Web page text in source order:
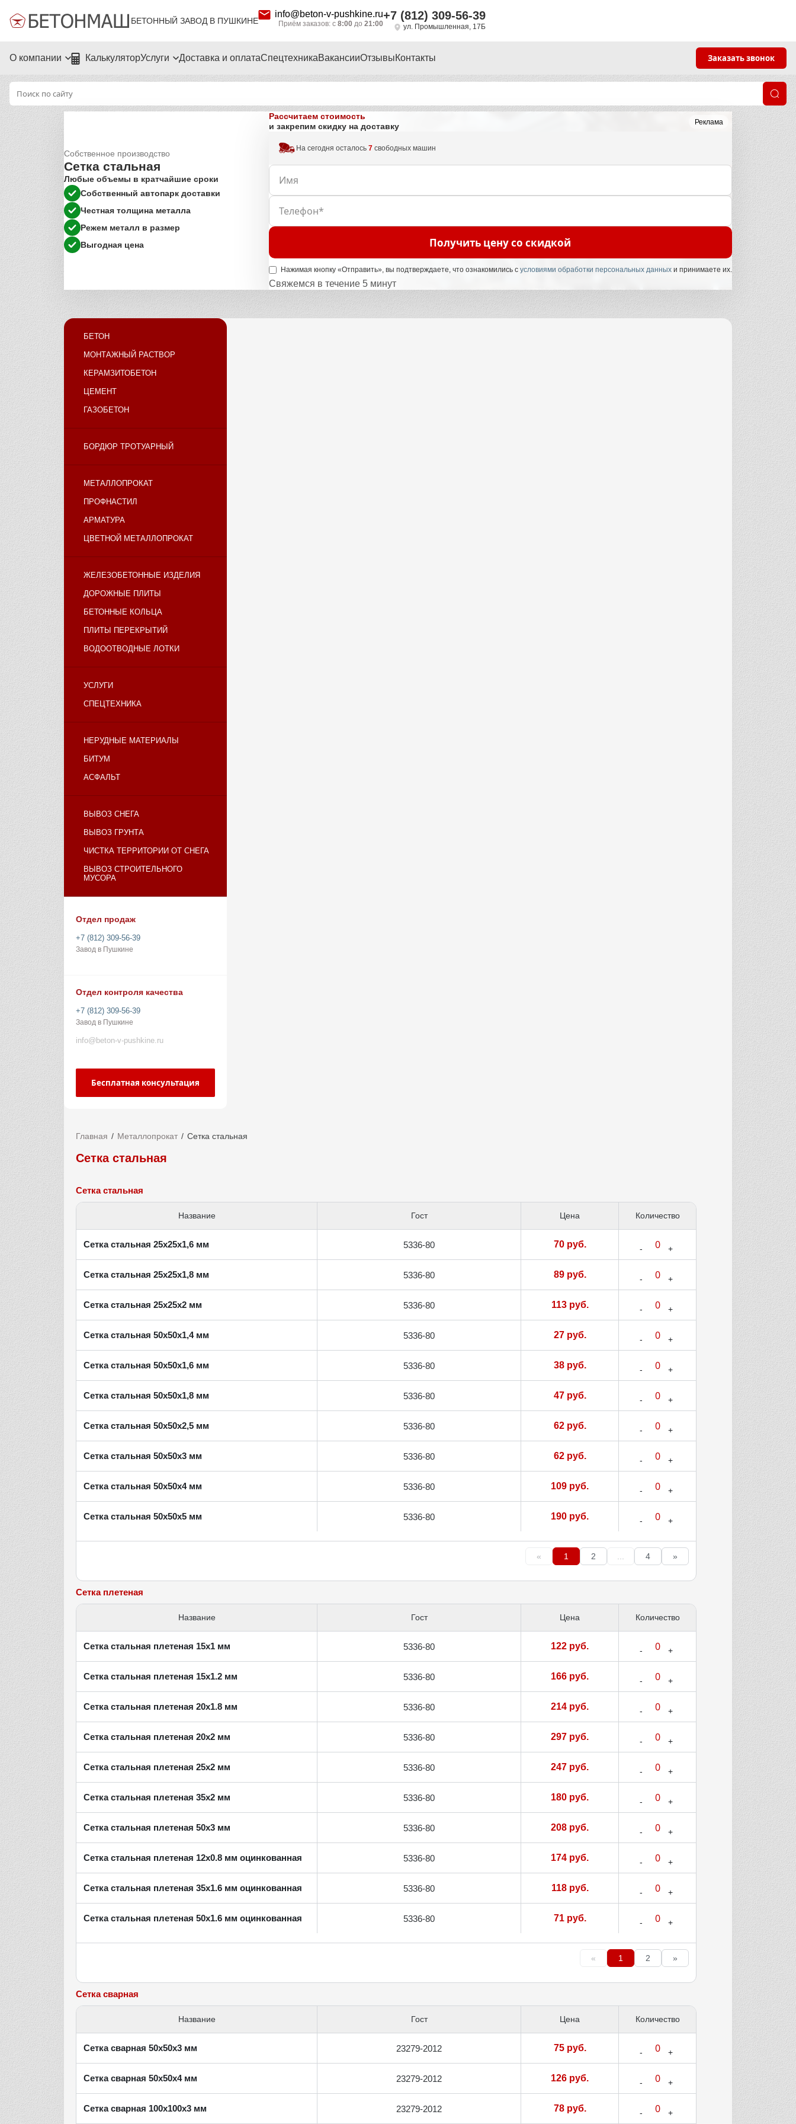
БЕТОННЫЙ ЗАВОД В ПУШКИНЕ
info@beton-v-pushkine.ru
Приём заказов: с 8:00 до 21:00
+7 (812) 309-56-39
ул. Промышленная, 17Б
О компании КалькуляторУслуги Доставка и оплатаСпецтехникаВакансииОтзывыКонтакты Заказать звонок
Реклама
Собственное производство
Сетка стальная
Любые объемы в кратчайшие сроки
Собственный автопарк доставки
Честная толщина металла
Режем металл в размер
Выгодная цена
Рассчитаем стоимость
и закрепим скидку на доставку
На сегодня осталось 7свободных машин
Получить цену со скидкой
Нажимая кнопку «Отправить», вы подтверждаете, что ознакомились с условиями обработки персональных данных и принимаете их.
Свяжемся в течение 5 минут
БЕТОН
МОНТАЖНЫЙ РАСТВОР
КЕРАМЗИТОБЕТОН
ЦЕМЕНТ
ГАЗОБЕТОН
БОРДЮР ТРОТУАРНЫЙ
МЕТАЛЛОПРОКАТ
ПРОФНАСТИЛ
АРМАТУРА
ЦВЕТНОЙ МЕТАЛЛОПРОКАТ
ЖЕЛЕЗОБЕТОННЫЕ ИЗДЕЛИЯ
ДОРОЖНЫЕ ПЛИТЫ
БЕТОННЫЕ КОЛЬЦА
ПЛИТЫ ПЕРЕКРЫТИЙ
ВОДООТВОДНЫЕ ЛОТКИ
УСЛУГИ
СПЕЦТЕХНИКА
НЕРУДНЫЕ МАТЕРИАЛЫ
БИТУМ
АСФАЛЬТ
ВЫВОЗ СНЕГА
ВЫВОЗ ГРУНТА
ЧИСТКА ТЕРРИТОРИИ ОТ СНЕГА
ВЫВОЗ СТРОИТЕЛЬНОГО
МУСОРА
Отдел продаж
+7 (812) 309-56-39
Завод в Пушкине
Отдел контроля качества
+7 (812) 309-56-39
Завод в Пушкине
info@beton-v-pushkine.ru
Бесплатная консультация
Главная Металлопрокат Сетка стальная
Сетка стальная
Сетка стальная
Название Гост Цена Количество
Сетка стальная 25х25х1,6 мм 5336-80 70 руб.
Сетка стальная 25х25х1,8 мм 5336-80 89 руб.
Сетка стальная 25х25х2 мм 5336-80 113 руб.
Сетка стальная 50х50х1,4 мм 5336-80 27 руб.
Сетка стальная 50х50х1,6 мм 5336-80 38 руб.
Сетка стальная 50х50х1,8 мм 5336-80 47 руб.
Сетка стальная 50х50х2,5 мм 5336-80 62 руб.
Сетка стальная 50х50х3 мм 5336-80 62 руб.
Сетка стальная 50х50х4 мм 5336-80 109 руб.
Сетка стальная 50х50х5 мм 5336-80 190 руб.
« 1 2 ... 4 »
Сетка плетеная
Название Гост Цена Количество
Сетка стальная плетеная 15х1 мм 5336-80 122 руб.
Сетка стальная плетеная 15х1.2 мм 5336-80 166 руб.
Сетка стальная плетеная 20х1.8 мм 5336-80 214 руб.
Сетка стальная плетеная 20х2 мм 5336-80 297 руб.
Сетка стальная плетеная 25х2 мм 5336-80 247 руб.
Сетка стальная плетеная 35х2 мм 5336-80 180 руб.
Сетка стальная плетеная 50х3 мм 5336-80 208 руб.
Сетка стальная плетеная 12х0.8 мм оцинкованная 5336-80 174 руб.
Сетка стальная плетеная 35х1.6 мм оцинкованная 5336-80 118 руб.
Сетка стальная плетеная 50х1.6 мм оцинкованная 5336-80 71 руб.
« 1 2 »
Сетка сварная
Название Гост Цена Количество
Сетка сварная 50х50х3 мм 23279-2012 75 руб.
Сетка сварная 50х50х4 мм 23279-2012 126 руб.
Сетка сварная 100х100х3 мм 23279-2012 78 руб.